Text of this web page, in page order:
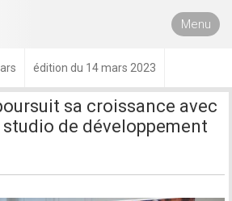
Menu
édition du 14 mars 2023
sa croissance avec
de développement